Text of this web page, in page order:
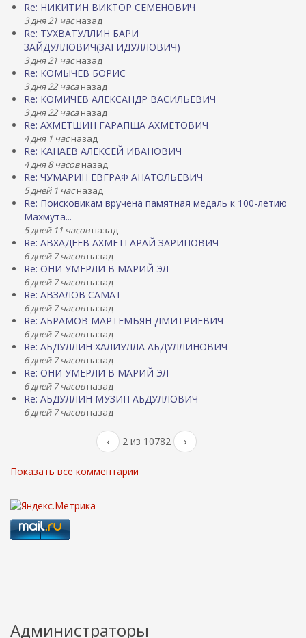
Re: НИКИТИН ВИКТОР СЕМЕНОВИЧ
3 дня 21 часназад
Re: ТУХВАТУЛЛИН БАРИ
ЗАЙДУЛЛОВИЧ(ЗАГИДУЛЛОВИЧ)
3 дня 21 часназад
Re: КОМЫЧЕВ БОРИС
3 дня 22 часаназад
Re: КОМИЧЕВ АЛЕКСАНДР ВАСИЛЬЕВИЧ
3 дня 22 часаназад
Re: АХМЕТШИН ГАРАПША АХМЕТОВИЧ
4 дня 1 часназад
Re: КАНАЕВ АЛЕКСЕЙ ИВАНОВИЧ
4 дня 8 часовназад
Re: ЧУМАРИН ЕВГРАФ АНАТОЛЬЕВИЧ
5 дней 1 часназад
Re: Поисковикам вручена памятная медаль к 100-летию
Махмута...
5 дней 11 часовназад
Re: АВХАДЕЕВ АХМЕТГАРАЙ ЗАРИПОВИЧ
6 дней 7 часовназад
Re: ОНИ УМЕРЛИ В МАРИЙ ЭЛ
6 дней 7 часовназад
Re: АВЗАЛОВ САМАТ
6 дней 7 часовназад
Re: АБРАМОВ МАРТЕМЬЯН ДМИТРИЕВИЧ
6 дней 7 часовназад
Re: АБДУЛЛИН ХАЛИУЛЛА АБДУЛЛИНОВИЧ
6 дней 7 часовназад
Re: ОНИ УМЕРЛИ В МАРИЙ ЭЛ
6 дней 7 часовназад
Re: АБДУЛЛИН МУЗИП АБДУЛЛОВИЧ
6 дней 7 часовназад
‹ 2 из 10782 ›
Показать все комментарии
Администраторы